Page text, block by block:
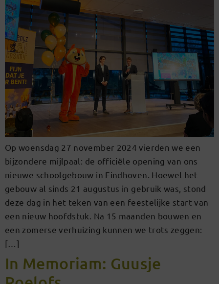
Op woensdag 27 november 2024 vierden we een
bijzondere mijlpaal: de officiële opening van ons
nieuwe schoolgebouw in Eindhoven. Hoewel het
gebouw al sinds 21 augustus in gebruik was, stond
deze dag in het teken van een feestelijke start van
een nieuw hoofdstuk. Na 15 maanden bouwen en
een zomerse verhuizing kunnen we trots zeggen:
[…]
In Memoriam: Guusje